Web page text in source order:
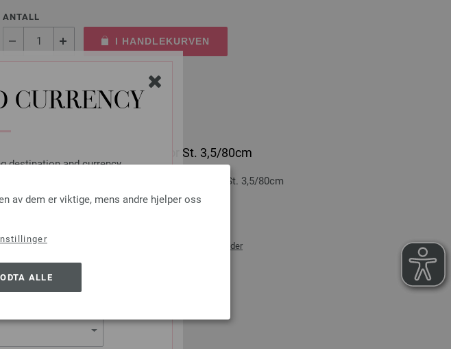
CURRENCY
destination and currency.
of America
av dem er viktige, mens andre hjelper oss
ALLE
ANTALL
I HANDLEKURVEN
Rundpinne Design-tre: Multicolor St. 3,5/80cm
LANA GROSSA Rundpinne Design-tre: Multicolor St. 3,5/80cm
tykkelse 3,5 mm; lengde ca. 80 cm
8,31 $ leverans og ev importkostnader